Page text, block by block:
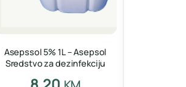
Asepssol 5% 1L – Asepsol
Sredstvo za dezinfekciju